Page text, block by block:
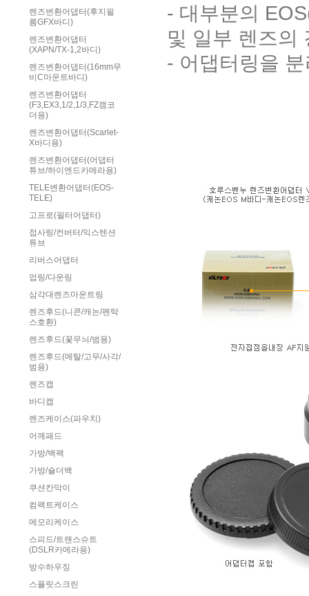
렌즈변환어댑터(후지필
름GFX바디)
렌즈변환어댑터
(XAPN/TX-1,2바디)
렌즈변환어댑터(16mm무
비C마운트바디)
렌즈변환어댑터
(F3,EX3,1/2,1/3,FZ캠코
더용)
렌즈변환어댑터(Scarlet-
X바디용)
렌즈변환어댑터(어댑터
튜브/하이엔드카메라용)
TELE변환어댑터(EOS-
TELE)
고프로(필터어댑터)
접사링/컨버터/익스텐션
튜브
리버스어댑터
업링/다운링
삼각대렌즈마운트링
렌즈후드(니콘/캐논/펜탁
스호환)
렌즈후드(꽃무늬/범용)
렌즈후드(메탈/고무/사각/
범용)
렌즈캡
바디캡
렌즈케이스(파우치)
어깨패드
가방/백팩
가방/숄더백
쿠션칸막이
컴팩트케이스
메모리케이스
스피드/트랜스슈트
(DSLR카메라용)
방수하우징
스플릿스크린
- 대부분의
및 일부 렌즈의
- 어댑터링을